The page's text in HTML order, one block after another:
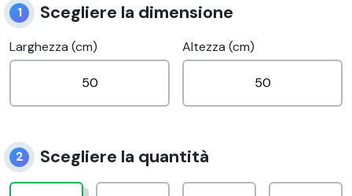
1 Scegliere la dimensione
Larghezza (cm) Altezza (cm)
2 Scegliere la quantità